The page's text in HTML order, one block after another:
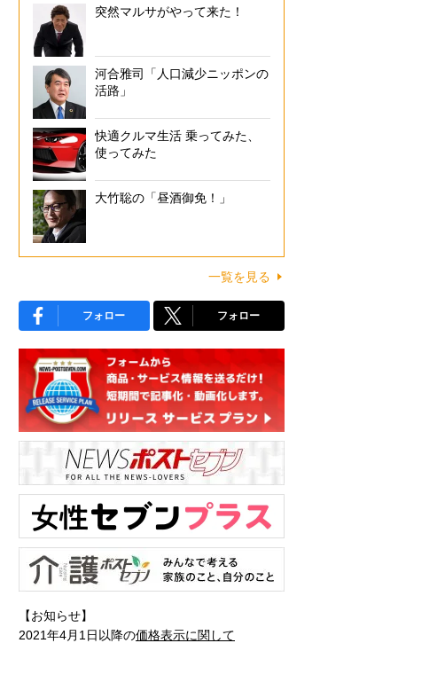
突然マルサがやって来た！
河合雅司「人口減少ニッポンの
活路」
快適クルマ生活 乗ってみた、
使ってみた
大竹聡の「昼酒御免！」
一覧を見る
フォロー フォロー
【お知らせ】
2021年4月1日以降の価格表示に関して